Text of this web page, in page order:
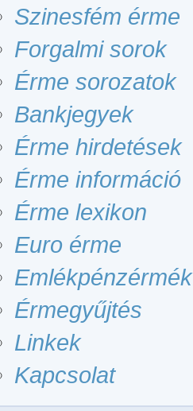
Szinesfém érme
Forgalmi sorok
Érme sorozatok
Bankjegyek
Érme hirdetések
Érme információ
Érme lexikon
Euro érme
Emlékpénzérmék
Érmegyűjtés
Linkek
Kapcsolat